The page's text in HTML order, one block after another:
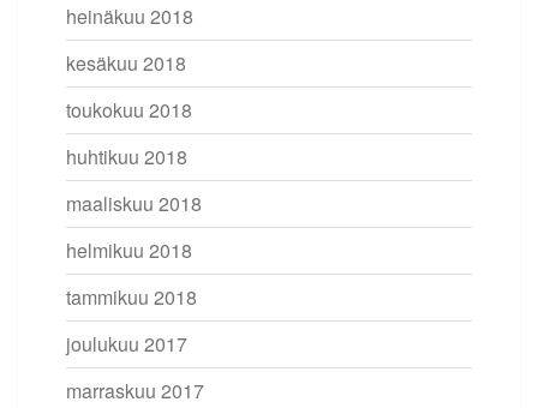
heinäkuu 2018
kesäkuu 2018
toukokuu 2018
huhtikuu 2018
maaliskuu 2018
helmikuu 2018
tammikuu 2018
joulukuu 2017
marraskuu 2017